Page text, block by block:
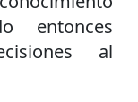
entonces
al